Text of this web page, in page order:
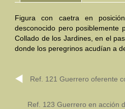
Otras Civilizaciones
Trabajos Especiales
Figura con caetra en
desconocido pero posiblemente
Collado de los Jardines, en el
donde los peregrinos acudían a
Ref. 121 Guerrero oferente
Ref. 123 Guerrero en acción